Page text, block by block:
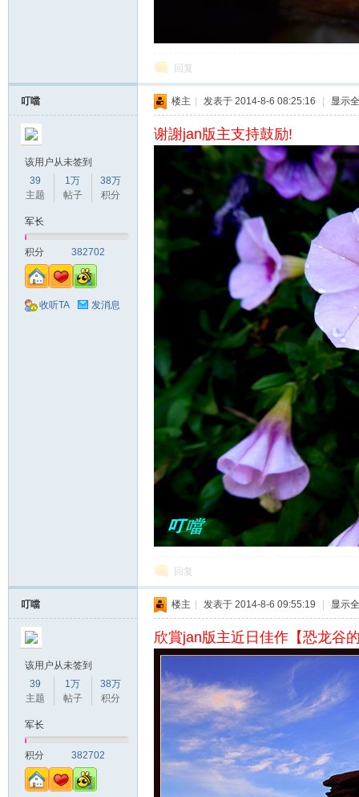
回复
叮噹
该用户从未签到
39
主题
1万
帖子
38万
积分
军长
积分 382702
收听TA 发消息
楼主 发表于 2014-8-6 08:25:16 显示
谢謝jan版主支持鼓励!
回复
叮噹
该用户从未签到
39
主题
1万
帖子
38万
积分
军长
积分 382702
楼主 发表于 2014-8-6 09:55:19 显示
欣賞jan版主近日佳作【恐龙谷